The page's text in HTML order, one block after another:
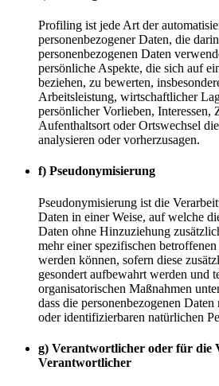
Profiling ist jede Art der
personenbezogener Daten, die
personenbezogenen Daten
persönliche Aspekte, die sich auf
beziehen, zu bewerten,
Arbeitsleistung, wirtschaftlicher
persönlicher Vorlieben, Interessen,
Aufenthaltsort oder Ortswechsel
analysieren oder vorherzusagen.
f) Pseudonymisierung
Pseudonymisierung ist die
Daten in einer Weise, auf welche
Daten ohne Hinzuziehung
mehr einer spezifischen
werden können, sofern diese
gesondert aufbewahrt werden und
organisatorischen Maßnahmen
dass die personenbezogenen
oder identifizierbaren natürlichen
g) Verantwortlicher oder für die
Verantwortlicher